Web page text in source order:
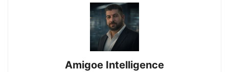
Amigoe Intelligence